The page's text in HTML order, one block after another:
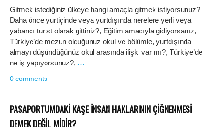
Gitmek istediğiniz ülkeye hangi amaçla gitmek istiyorsunuz?,
Daha önce yurtiçinde veya yurtdışında nerelere yerli veya
yabancı turist olarak gittiniz?, Eğitim amacıyla gidiyorsanız,
Türkiye’de mezun olduğunuz okul ve bölümle, yurtdışında
almayı düşündüğünüz okul arasında ilişki var mı?, Türkiye’de
ne iş yapıyorsunuz?, …
0 comments
PASAPORTUMDAKİ KAŞE İNSAN HAKLARININ ÇİĞNENMESİ
DEMEK DEĞİL MİDİR?